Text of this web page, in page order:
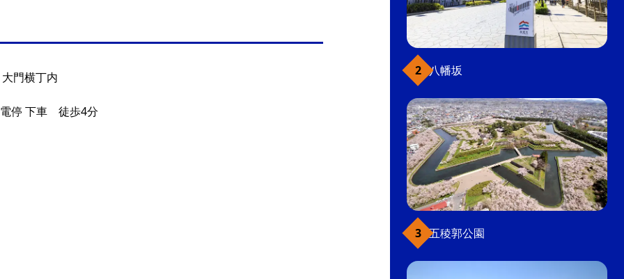
門横丁内
停 下車 徒歩4分
八幡坂
五稜郭公園